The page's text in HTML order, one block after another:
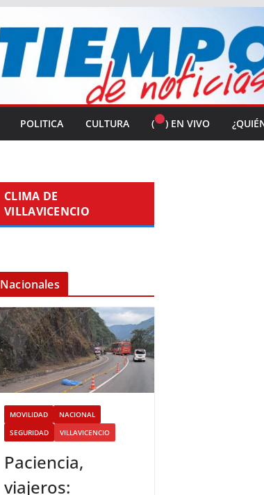
POLITICA CULTURA ( ) EN VIVO
CLIMA DE
VILLAVICENCIO
Nacionales
MOVILIDAD
NACIONAL
SEGURIDAD
VILLAVICENCIO
Paciencia,
viajeros: